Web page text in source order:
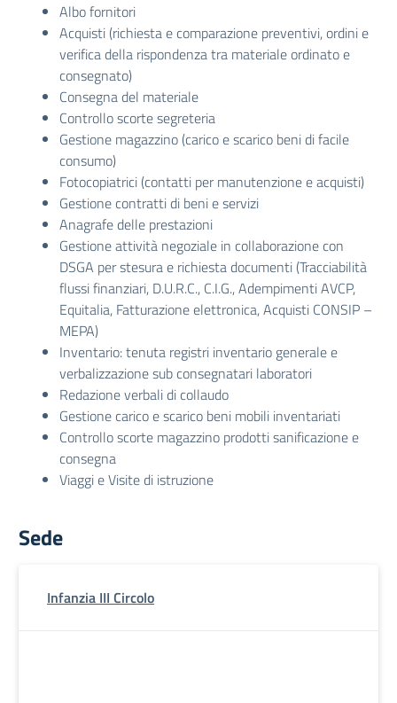
Albo fornitori
Acquisti (richiesta e comparazione preventivi, ordini e
verifica della rispondenza tra materiale ordinato e
consegnato)
Consegna del materiale
Controllo scorte segreteria
Gestione magazzino (carico e scarico beni di facile
consumo)
Fotocopiatrici (contatti per manutenzione e acquisti)
Gestione contratti di beni e servizi
Anagrafe delle prestazioni
Gestione attività negoziale in collaborazione con
DSGA per stesura e richiesta documenti (Tracciabilità
flussi finanziari, D.U.R.C., C.I.G., Adempimenti AVCP,
Equitalia, Fatturazione elettronica, Acquisti CONSIP –
MEPA)
Inventario: tenuta registri inventario generale e
verbalizzazione sub consegnatari laboratori
Redazione verbali di collaudo
Gestione carico e scarico beni mobili inventariati
Controllo scorte magazzino prodotti sanificazione e
consegna
Viaggi e Visite di istruzione
Sede
Infanzia III Circolo